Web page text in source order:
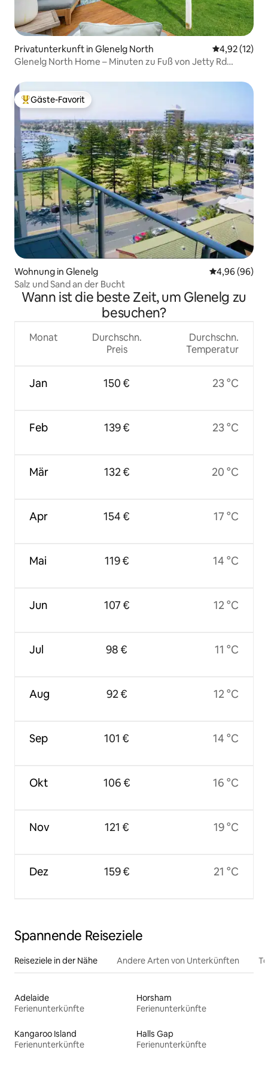
Privatunterkunft in Glenelg North
4,92 (12)
Glenelg North Home – Minuten zu Fuß von Jetty Rd
Beliebter Gäste-Favorit.
Gäste-Favorit
Wohnung in Glenelg
4,96 (96)
Salz und Sand an der Bucht
Wann ist die beste Zeit, um Glenelg zu
besuchen?
Monat
Jan
Feb
Mär
Apr
Mai
Jun
Jul
Aug
Sep
Okt
Nov
Dez
Durchschn.
Preis
150 €
139 €
132 €
154 €
119 €
107 €
98 €
92 €
101 €
106 €
121 €
159 €
Durchschn.
Temperatur
23 °C
23 °C
20 °C
17 °C
14 °C
12 °C
11 °C
12 °C
14 °C
16 °C
19 °C
21 °C
Spannende Reiseziele
Reiseziele in der Nähe Andere Arten von Unterkünften
Adelaide
Ferienunterkünfte
Horsham
Ferienunterkünfte
Kangaroo Island
Ferienunterkünfte
Halls Gap
Ferienunterkünfte